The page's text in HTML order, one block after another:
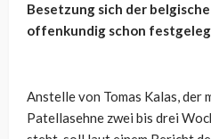
Besetzung sich der
offenkundig schon
Anstelle von Tomas Kalas, der
Patellasehne zwei bis drei